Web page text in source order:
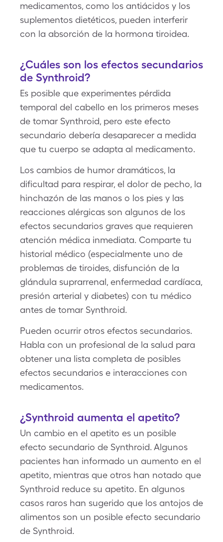
medicamentos, como los antiácidos y los
suplementos dietéticos, pueden interferir
con la absorción de la hormona tiroidea.
¿Cuáles son los efectos secundarios
de Synthroid?
Es posible que experimentes pérdida
temporal del cabello en los primeros meses
de tomar Synthroid, pero este efecto
secundario debería desaparecer a medida
que tu cuerpo se adapta al medicamento.
Los cambios de humor dramáticos, la
dificultad para respirar, el dolor de pecho, la
hinchazón de las manos o los pies y las
reacciones alérgicas son algunos de los
efectos secundarios graves que requieren
atención médica inmediata. Comparte tu
historial médico (especialmente uno de
problemas de tiroides, disfunción de la
glándula suprarrenal, enfermedad cardíaca,
presión arterial y diabetes) con tu médico
antes de tomar Synthroid.
Pueden ocurrir otros efectos secundarios.
Habla con un profesional de la salud para
obtener una lista completa de posibles
efectos secundarios e interacciones con
medicamentos.
¿Synthroid aumenta el apetito?
Un cambio en el apetito es un posible
efecto secundario de Synthroid. Algunos
pacientes han informado un aumento en el
apetito, mientras que otros han notado que
Synthroid reduce su apetito. En algunos
casos raros han sugerido que los antojos de
alimentos son un posible efecto secundario
de Synthroid.